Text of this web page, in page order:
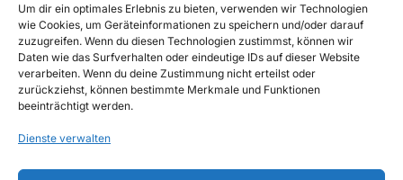
Um dir ein optimales Erlebnis zu bieten, verwenden wir Technologien
wie Cookies, um Geräteinformationen zu speichern und/oder darauf
zuzugreifen. Wenn du diesen Technologien zustimmst, können wir
Daten wie das Surfverhalten oder eindeutige IDs auf dieser Website
verarbeiten. Wenn du deine Zustimmung nicht erteilst oder
zurückziehst, können bestimmte Merkmale und Funktionen
beeinträchtigt werden.
Dienste verwalten
Sie Ihre
Dateien
jederzeit
und von
überall
sselt mit
Preise
Verschlüsselung
Lösungen
Kontakt
Microsoft
OneDrive
Impressum
Nutzungs-
bedingungen
Datenschutz-